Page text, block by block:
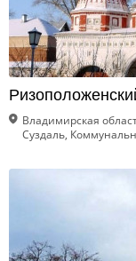
Владимирская
Суздаль,